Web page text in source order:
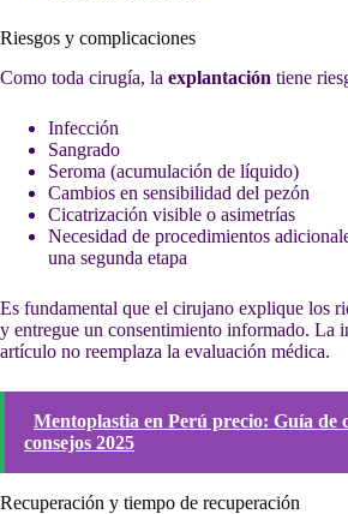
Riesgos y complicaciones
Como toda cirugía, la explantación tiene
Infección
Sangrado
Seroma (acumulación de líquido)
Cambios en sensibilidad del pezón
Cicatrización visible o asimetrías
Necesidad de procedimientos
una segunda etapa
Es fundamental que el cirujano explique los
y entregue un consentimiento informado. La
artículo no reemplaza la evaluación médica.
Mentoplastia en Perú precio: Guía de
consejos 2025
Recuperación y tiempo de recuperación